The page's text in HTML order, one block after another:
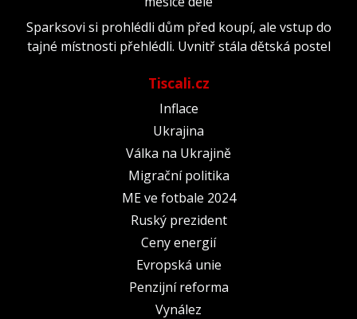
Sparksovi si prohlédli dům před koupí, ale vstup do
tajné místnosti přehlédli. Uvnitř stála dětská postel
Tiscali.cz
Inflace
Ukrajina
Válka na Ukrajině
Migrační politika
ME ve fotbale 2024
Ruský prezident
Ceny energií
Evropská unie
Penzijní reforma
Vynález